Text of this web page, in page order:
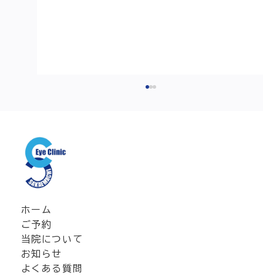
ホーム
ご予約
当院について
お知らせ
よくある質問